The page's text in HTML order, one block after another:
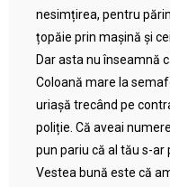
nesimțirea, pentru
țopăie prin mașină și
Dar asta nu înseamnă
Coloană mare la
uriașă trecând pe
poliție. Că aveai
pun pariu că al tău s-ar
Vestea bună este că